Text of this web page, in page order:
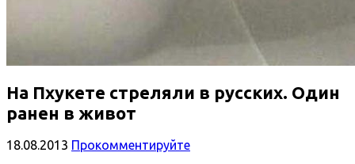
На Пхукете стреляли в русских. Один
ранен в живот
18.08.2013 Прокомментируйте